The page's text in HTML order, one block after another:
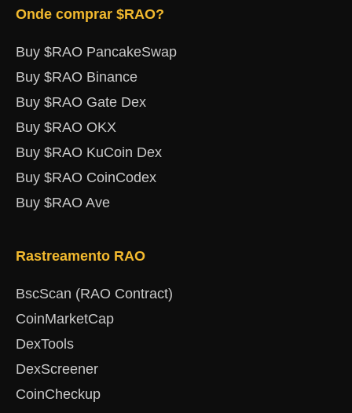
Onde comprar $RAO?
Buy $RAO PancakeSwap
Buy $RAO Binance
Buy $RAO Gate Dex
Buy $RAO OKX
Buy $RAO KuCoin Dex
Buy $RAO CoinCodex
Buy $RAO Ave
Rastreamento RAO
BscScan (RAO Contract)
CoinMarketCap
DexTools
DexScreener
CoinCheckup